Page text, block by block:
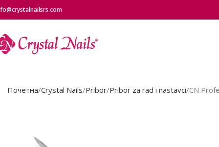
Почетна Crystal Nails Pribor Pribor za rad i nastavci CN